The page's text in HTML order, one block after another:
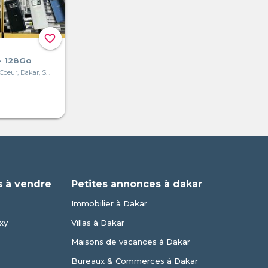
favorite_border
128Go
Mermoz-Sacré Coeur, Dakar, Sénégal
à vendre Petites annonces à dakar
Immobilier à Dakar
Villas à Dakar
Maisons de vacances à Dakar
Bureaux & Commerces à Dakar